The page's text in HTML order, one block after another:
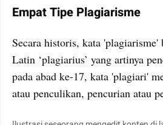
Empat Tipe Plagiarisme
Secara historis, kata 'plagiarisme'
Latin ‘plagiarius’ yang artinya
pada abad ke-17, kata 'plagiari'
atau penculikan, pencurian atau